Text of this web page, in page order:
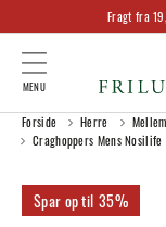
Fragt fra
Forside Herre
Craghoppers Mens
35%